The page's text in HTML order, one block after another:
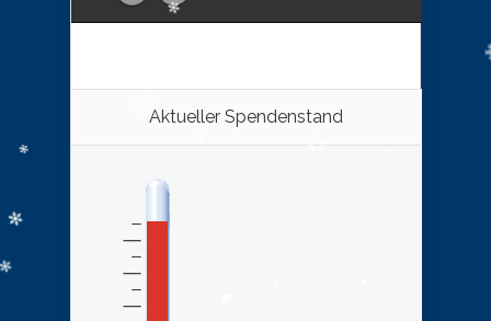
Aktueller Spendenstand